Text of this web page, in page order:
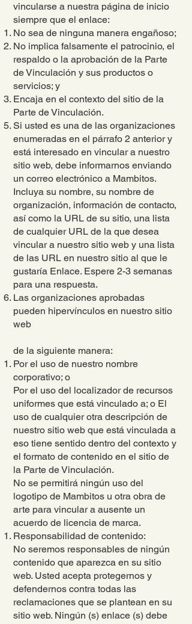
vincularse a nuestra página de inicio
siempre que el enlace:
No sea de ninguna manera engañoso;
No implica falsamente el patrocinio, el
respaldo o la aprobación de la Parte
de Vinculación y sus productos o
servicios; y
Encaja en el contexto del sitio de la
Parte de Vinculación.
Si usted es una de las organizaciones
enumeradas en el párrafo 2 anterior y
está interesado en vincular a nuestro
sitio web, debe informarnos enviando
un correo electrónico a Mambitos.
Incluya su nombre, su nombre de
organización, información de contacto,
así como la URL de su sitio, una lista
de cualquier URL de la que desea
vincular a nuestro sitio web y una lista
de las URL en nuestro sitio al que le
gustaría Enlace. Espere 2-3 semanas
para una respuesta.
Las organizaciones aprobadas
pueden hipervínculos en nuestro sitio
web
de la siguiente manera:
Por el uso de nuestro nombre
corporativo; o
Por el uso del localizador de recursos
uniformes que está vinculado a; o El
uso de cualquier otra descripción de
nuestro sitio web que está vinculada a
eso tiene sentido dentro del contexto y
el formato de contenido en el sitio de
la Parte de Vinculación.
No se permitirá ningún uso del
logotipo de Mambitos u otra obra de
arte para vincular a ausente un
acuerdo de licencia de marca.
Responsabilidad de contenido:
No seremos responsables de ningún
contenido que aparezca en su sitio
web. Usted acepta protegernos y
defendernos contra todas las
reclamaciones que se plantean en su
sitio web. Ningún (s) enlace (s) debe